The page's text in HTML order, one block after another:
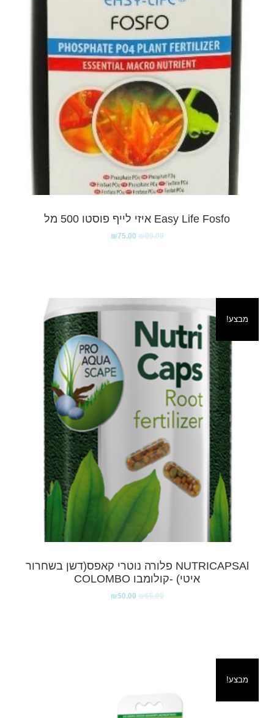
Easy Life Fosfo איזי לייף פוסטו 500 מל
₪89.00
₪75.00
מבצע!
NUTRICAPSAl פלורה נוטרי קאפס(דשן בשחרור
איטי) -קולומבו COLOMBO
₪65.00
₪50.00
מבצע!